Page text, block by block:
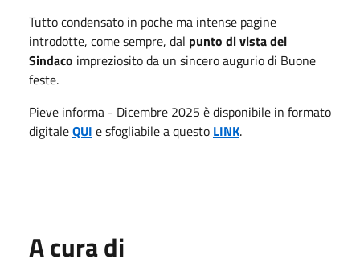
Tutto condensato in poche ma intense pagine
introdotte, come sempre, dal punto di vista del
Sindaco impreziosito da un sincero augurio di Buone
feste.
Pieve informa - Dicembre 2025 è disponibile in formato
digitaleQUI e sfogliabile a questo LINK.
A cura di